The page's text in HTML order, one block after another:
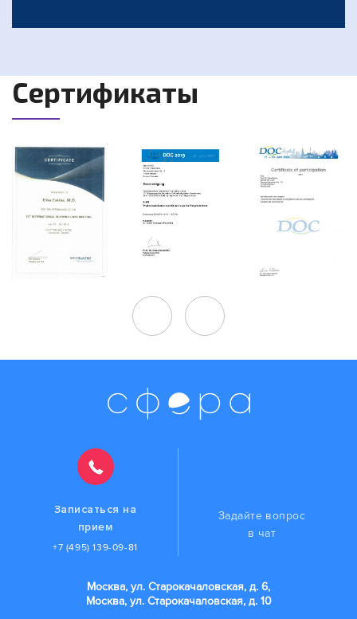
Сертификаты
Записаться на
прием
+7 (495) 139-09-81
Задайте вопрос
в чат
Москва, ул. Старокачаловская, д. 6,
Москва, ул. Старокачаловская, д. 10